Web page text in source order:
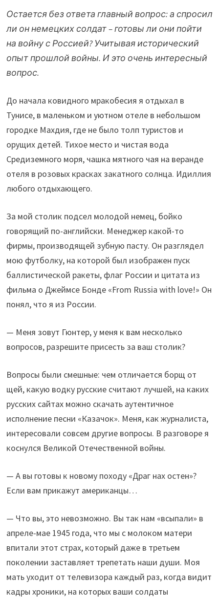
Остается без ответа главный вопрос: а спросил
ли он немецких солдат – готовы ли они пойти
на войну с Россией? Учитывая исторический
опыт прошлой войны. И это очень интересный
вопрос.
До начала ковидного мракобесия я отдыхал в
Тунисе, в маленьком и уютном отеле в небольшом
городке Махдия, где не было толп туристов и
орущих детей. Тихое место и чистая вода
Средиземного моря, чашка мятного чая на веранде
отеля в розовых красках закатного солнца. Идиллия
любого отдыхающего.
За мой столик подсел молодой немец, бойко
говорящий по-английски. Менеджер какой-то
фирмы, производящей зубную пасту. Он разглядел
мою футболку, на которой был изображен пуск
баллистической ракеты, флаг России и цитата из
фильма о Джеймсе Бонде «From Russia with love!» Он
понял, что я из России.
— Меня зовут Гюнтер, у меня к вам несколько
вопросов, разрешите присесть за ваш столик?
Вопросы были смешные: чем отличается борщ от
щей, какую водку русские считают лучшей, на каких
русских сайтах можно скачать аутентичное
исполнение песни «Казачок». Меня, как журналиста,
интересовали совсем другие вопросы. В разговоре я
коснулся Великой Отечественной войны.
— А вы готовы к новому походу «Драг нах остен»?
Если вам прикажут американцы…
— Что вы, это невозможно. Вы так нам «всыпали» в
апреле-мае 1945 года, что мы с молоком матери
впитали этот страх, который даже в третьем
поколении заставляет трепетать наши души. Моя
мать уходит от телевизора каждый раз, когда видит
кадры хроники, на которых ваши солдаты